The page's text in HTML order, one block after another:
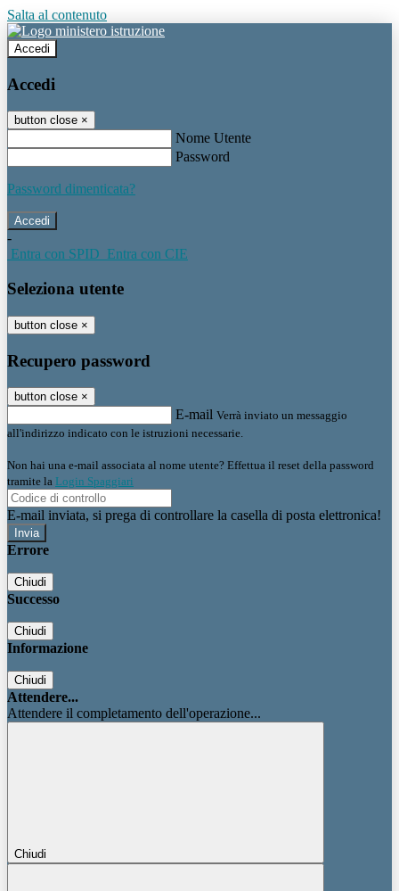
Salta al contenuto
Accedi
Accedi
button close ×
Nome Utente
Password
Password dimenticata?
-
Entra con SPID Entra con CIE
Seleziona utente
button close ×
Recupero password
button close ×
E-mail Verrà inviato un messaggio
all'indirizzo indicato con le istruzioni necessarie.
Non hai una e-mail associata al nome utente? Effettua il reset della password
tramite la Login Spaggiari
E-mail inviata, si prega di controllare la casella di posta elettronica!
Errore
Chiudi
Successo
Chiudi
Informazione
Chiudi
Attendere...
Attendere il completamento dell'operazione...
Chiudi